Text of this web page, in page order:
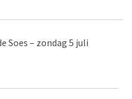
Soes – zondag 5 juli